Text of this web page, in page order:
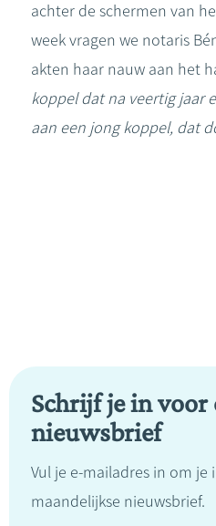
achter de schermen van
week vragen we notaris
akten haar nauw aan het
koppel dat na veertig jaar
aan een jong koppel, dat
Schrijf je in voor
nieuwsbrief
Vul je e-mailadres in om je
maandelijkse nieuwsbrief.